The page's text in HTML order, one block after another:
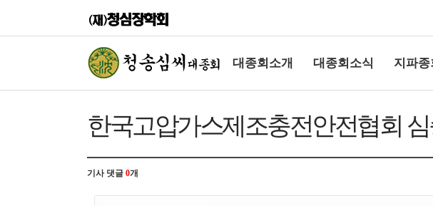
대종회소개 대종회소식 지파종
한국고압가스제조충전안전협회
기사 댓글 0개